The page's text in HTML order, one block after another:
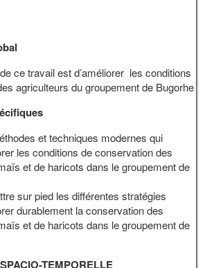
ce travail est d’améliorer les conditions
agriculteurs du groupement de Bugorhe
et techniques modernes qui
les conditions de conservation des
et de haricots dans le groupement de
sur pied les différentes stratégies
durablement la conservation des
et de haricots dans le groupement de
TEMPORELLE